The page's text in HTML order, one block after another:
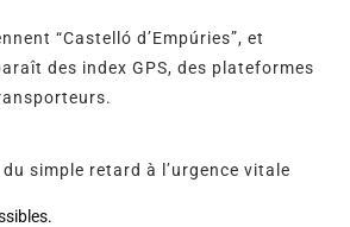
“Castelló d’Empúries”, et
des index GPS, des plateformes
simple retard à l’urgence vitale